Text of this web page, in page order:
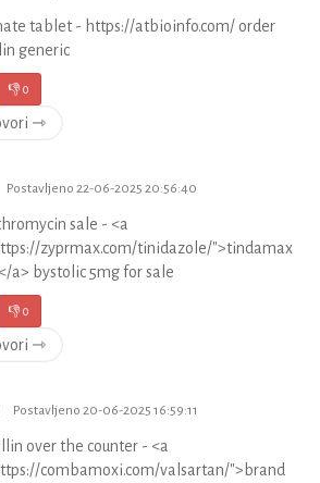
tablet - https://atbioinfo.com/ order
generic
👎0
⇾
Postavljeno 22-06-2025 20:56:40
sale - <a
zyprmax.com/tinidazole/">tindamax
a> bystolic 5mg for sale
👎0
⇾
Postavljeno 20-06-2025 16:59:11
over the counter - <a
combamoxi.com/valsartan/">brand